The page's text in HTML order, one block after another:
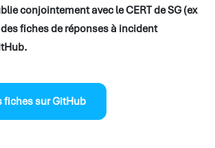
conjointement avec le CERT de SG (ex
fiches de réponses à incident
fiches sur GitHub